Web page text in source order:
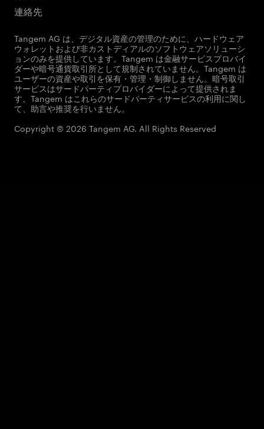
連絡先
Tangem AG は、デジタル資産の管理のために、ハードウェア
ウォレットおよび非カストディアルのソフトウェアソリューシ
ョンのみを提供しています。Tangem は金融サービスプロバイ
ダーや暗号通貨取引所として規制されていません。Tangem は
ユーザーの資産や取引を保有・管理・制御しません。暗号取引
サービスはサードパーティプロバイダーによって提供されま
す。Tangem はこれらのサードパーティサービスの利用に関し
て、助言や推奨を行いません。